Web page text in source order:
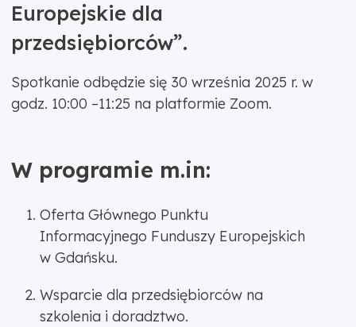
Europejskie dla
przedsiębiorców”.
Spotkanie odbędzie się 30 września 2025 r. w
godz. 10:00 –11:25 na platformie Zoom.
W programie m.in:
Oferta Głównego Punktu
Informacyjnego Funduszy Europejskich
w Gdańsku.
Wsparcie dla przedsiębiorców na
szkolenia i doradztwo.